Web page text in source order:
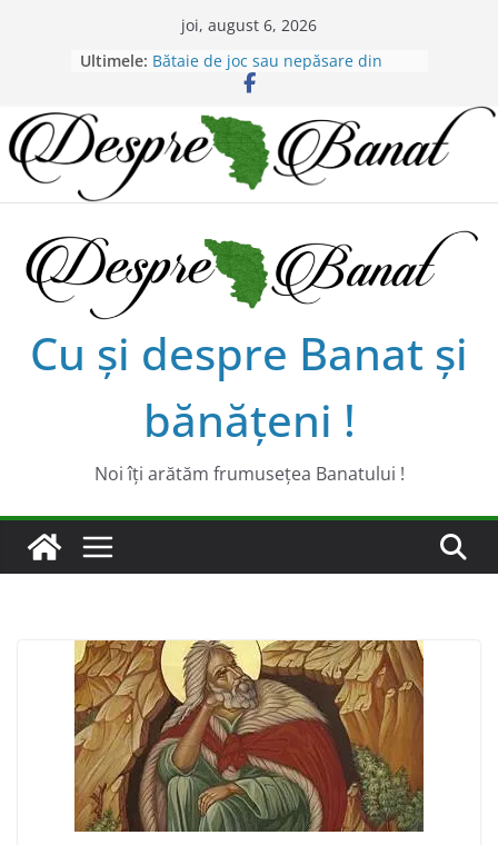
joi, august 6, 2026
Ultimele: Bătaie de joc sau nepăsare din
partea administraţiei judeţene?
în Timișoara
Alex Murgoi, un glas al lumii
satului bănățean !
20 de trăiri, 20 de visuri cu
Chilipiruri pentru micii viticultorii
bănăţeni !
Cu şi despre Banat şi
bănăţeni !
Noi îţi arătăm frumuseţea Banatului !